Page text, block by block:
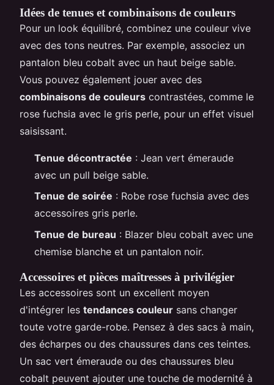
Idées de tenues et combinaisons de couleurs
Pour un look équilibré, combinez une couleur vive
avec des tons neutres. Par exemple, associez un
pantalon bleu cobalt avec un haut beige sable.
Vous pouvez également jouer avec des
combinaisons de couleurs contrastées, comme le
rose fuchsia avec le gris perle, pour un effet visuel
saisissant.
Tenue décontractée : Jean vert émeraude
avec un pull beige sable.
Tenue de soirée : Robe rose fuchsia avec des
accessoires gris perle.
Tenue de bureau : Blazer bleu cobalt avec une
chemise blanche et un pantalon noir.
Accessoires et pièces maîtresses à privilégier
Les accessoires sont un excellent moyen
d'intégrer les tendances couleur sans changer
toute votre garde-robe. Pensez à des sacs à main,
des écharpes ou des chaussures dans ces teintes.
Un sac vert émeraude ou des chaussures bleu
cobalt peuvent ajouter une touche de modernité à